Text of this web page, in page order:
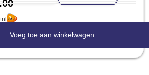
Voeg toe aan winkelwagen